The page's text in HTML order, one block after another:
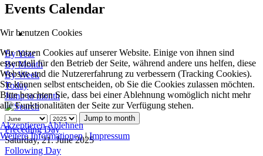
Events Calendar
By Year
By Month
By Week
Today
Jump to month
Jump to month
Preceding Day
Saturday, 21. June 2025
Following Day
Wir benutzen Cookies
Wir nutzen Cookies auf unserer Website. Einige von ihnen sind
essenziell für den Betrieb der Seite, während andere uns helfen, diese
Website und die Nutzererfahrung zu verbessern (Tracking Cookies).
Sie können selbst entscheiden, ob Sie die Cookies zulassen möchten.
Bitte beachten Sie, dass bei einer Ablehnung womöglich nicht mehr
alle Funktionalitäten der Seite zur Verfügung stehen.
AkzeptierenAblehnen
Weitere Informationen|Impressum